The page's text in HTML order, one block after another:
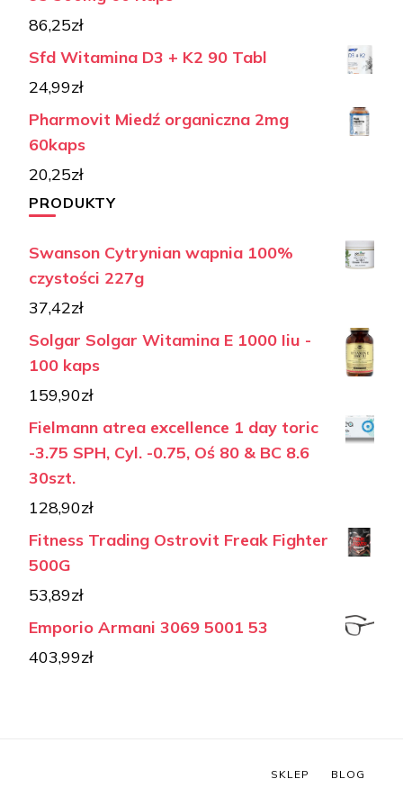
86,25zł
Sfd Witamina D3 + K2 90 Tabl
24,99zł
Pharmovit Miedź organiczna 2mg
60kaps
20,25zł
PRODUKTY
Swanson Cytrynian wapnia 100%
czystości 227g
37,42zł
Solgar Solgar Witamina E 1000 Iiu -
100 kaps
159,90zł
Fielmann atrea excellence 1 day toric
-3.75 SPH, Cyl. -0.75, Oś 80 & BC 8.6
30szt.
128,90zł
Fitness Trading Ostrovit Freak Fighter
500G
53,89zł
Emporio Armani 3069 5001 53
403,99zł
SKLEP BLOG